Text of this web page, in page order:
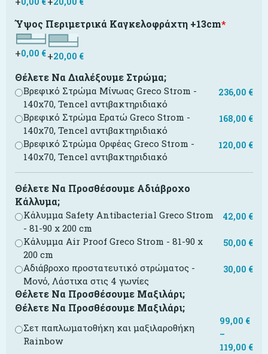
*
Ύψος Περιμετρικά Καγκελοφράχτη +13cm
+0,00 €+20,00 €
Θέλετε Να Διαλέξουμε Στρώμα;
Βρεφικό Στρώμα Μίνωας Greco Strom -
140x70, Tencel αντιβακτηριδιακό
236,00 €
Βρεφικό Στρώμα Ερατώ Greco Strom -
140x70, Tencel αντιβακτηριδιακό
168,00 €
Βρεφικό Στρώμα Ορφέας Greco Strom -
140x70, Tencel αντιβακτηριδιακό
120,00 €
Θέλετε Να Προσθέσουμε Αδιάβροχο
Κάλλυμα;
Κάλυμμα Safety Antibacterial Greco Strom
- 81-90 x 200 cm
42,00 €
Κάλυμμα Air Proof Greco Strom - 81-90 x
200 cm
50,00 €
Αδιάβροχο προστατευτικό στρώματος -
Μονό, Λάστιχα στις 4 γωνίες
30,00 €
Θέλετε Να Προσθέσουμε Μαξιλάρι;
Θέλετε Να Προσθέσουμε Μαξιλάρι;
Σετ παπλωματοθήκη και μαξιλαροθήκη
Rainbow
99,00 €
–
119,00 €